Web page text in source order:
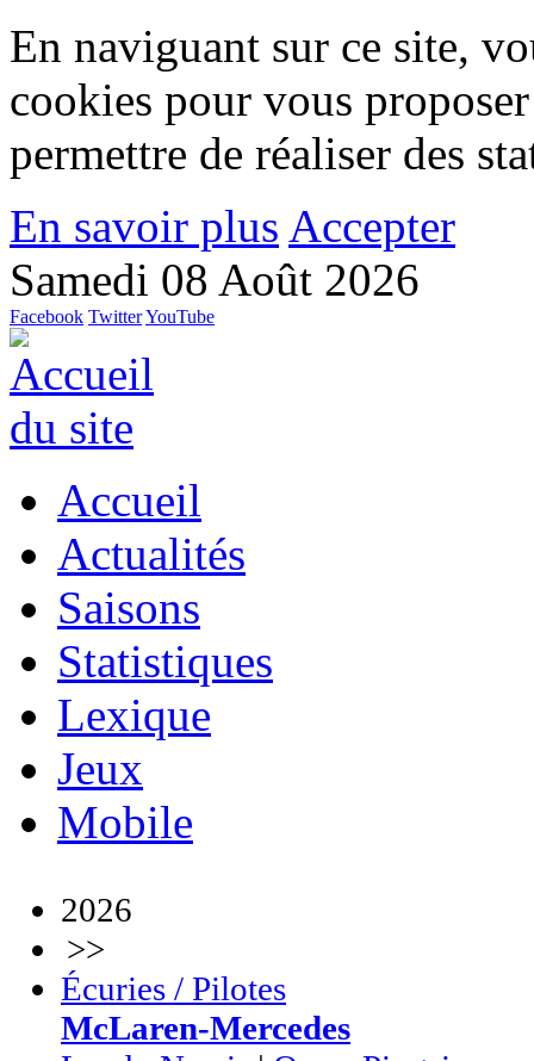
En naviguant sur ce site,
cookies pour vous
permettre de réaliser des
En savoir plus Accepter
Samedi 08 Août 2026
Facebook TwitterYouTube
Accueil
Actualités
Saisons
Statistiques
Lexique
Jeux
Mobile
2026
>>
Écuries / Pilotes
McLaren-Mercedes